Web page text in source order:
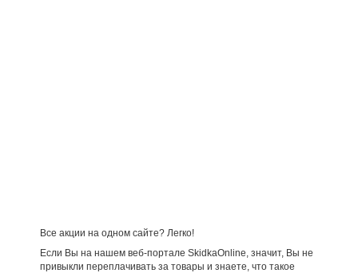
Все акции на одном сайте? Легко!
Если Вы на нашем веб-портале SkidkaOnline, значит, Вы не
привыкли переплачивать за товары и знаете, что такое